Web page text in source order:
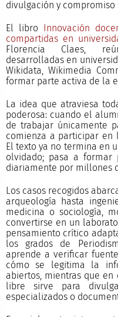
divulgación y compromiso
El libro Innovación
compartidas en
Florencia Claes,
desarrolladas en
Wikidata, Wikimedia
formar parte activa de la
La idea que atraviesa
poderosa: cuando el
de trabajar únicamente
comienza a participar en
El texto ya no termina en
olvidado; pasa a formar
diariamente por millones
Los casos recogidos
arqueología hasta
medicina o sociología,
convertirse en un
pensamiento crítico
los grados de
aprende a verificar
cómo se legitima la
abiertos, mientras que
libre sirve para
especializados o